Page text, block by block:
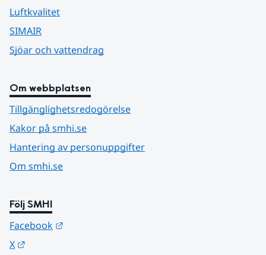
Luftkvalitet
SIMAIR
Sjöar och vattendrag
Om webbplatsen
Tillgänglighetsredogörelse
Kakor på smhi.se
Hantering av personuppgifter
Om smhi.se
Följ SMHI
Facebook
X